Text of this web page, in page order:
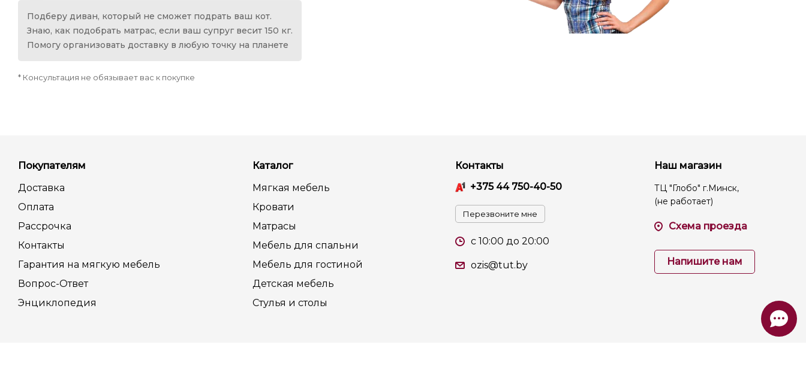
Подберу диван, который не сможет подрать ваш кот.
Знаю, как подобрать матрас, если ваш супруг весит 150 кг.
Помогу организовать доставку в любую точку на планете
* Консультация не обязывает вас к покупке
Покупателям
Доставка
Оплата
Рассрочка
Контакты
Гарантия на мягкую мебель
Вопрос-Ответ
Энциклопедия
Каталог
Мягкая мебель
Кровати
Матрасы
Мебель для спальни
Мебель для гостиной
Детская мебель
Стулья и столы
Контакты
+375 44 750-40-50
Перезвоните мне
c 10:00 до 20:00
ozis@tut.by
Наш магазин
ТЦ "Глобо" г.Минск,
(не работает)
Схема проезда
Напишите нам